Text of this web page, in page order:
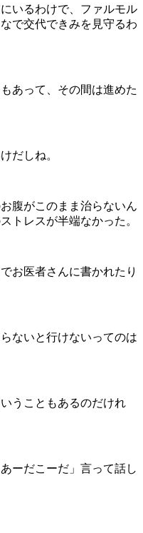
いるわけで、ファルモル
で交代できみを見守るわ
あって、その間は進めた
だしね。
腹がこのまま治らないん
トレスが半端なかった。
お医者さんに書かれたり
ないと行けないってのは
うこともあるのだけれ
ーだこーだ」言って話し